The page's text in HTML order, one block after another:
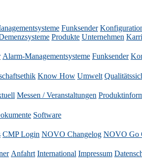
Funksender
Produkte Unternehmen
Alarm-Managementsysteme Funksender
Know How Umwelt
Messen / Veranstaltungen
Software
CMP Login NOVO Changelog NOVO Go
Anfahrt International Impressum